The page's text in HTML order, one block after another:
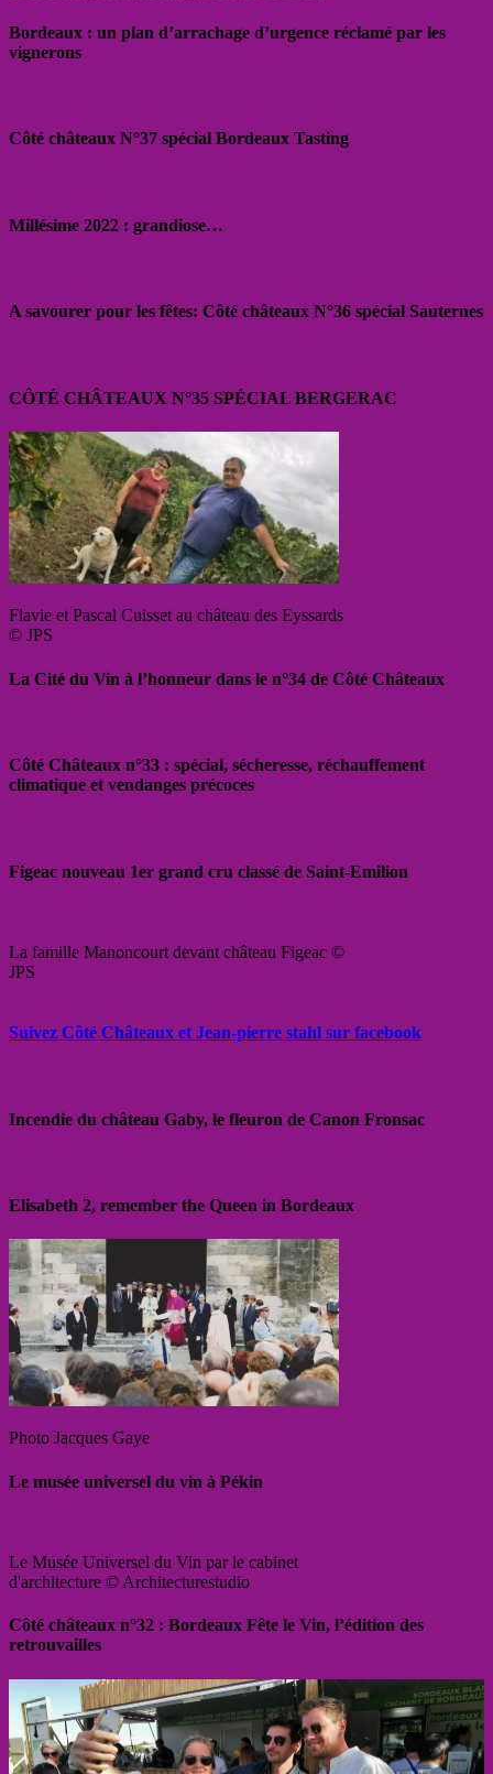
Bordeaux : un plan d’arrachage d’urgence réclamé par les
vignerons
Côté châteaux N°37 spécial Bordeaux Tasting
Millésime 2022 : grandiose…
A savourer pour les fêtes: Côté châteaux N°36 spécial Sauternes
CÔTÉ CHÂTEAUX N°35 SPÉCIAL BERGERAC
Flavie et Pascal Cuisset au château des Eyssards
© JPS
La Cité du Vin à l’honneur dans le n°34 de Côté Châteaux
Côté Châteaux n°33 : spécial, sécheresse, réchauffement
climatique et vendanges précoces
Figeac nouveau 1er grand cru classé de Saint-Emilion
La famille Manoncourt devant château Figeac ©
JPS
Suivez Côté Châteaux et Jean-pierre stahl sur facebook
Incendie du château Gaby, le fleuron de Canon Fronsac
Elisabeth 2, remember the Queen in Bordeaux
Photo Jacques Gaye
Le musée universel du vin à Pékin
Le Musée Universel du Vin par le cabinet
d'architecture © Architecturestudio
Côté châteaux n°32 : Bordeaux Fête le Vin, l’édition des
retrouvailles